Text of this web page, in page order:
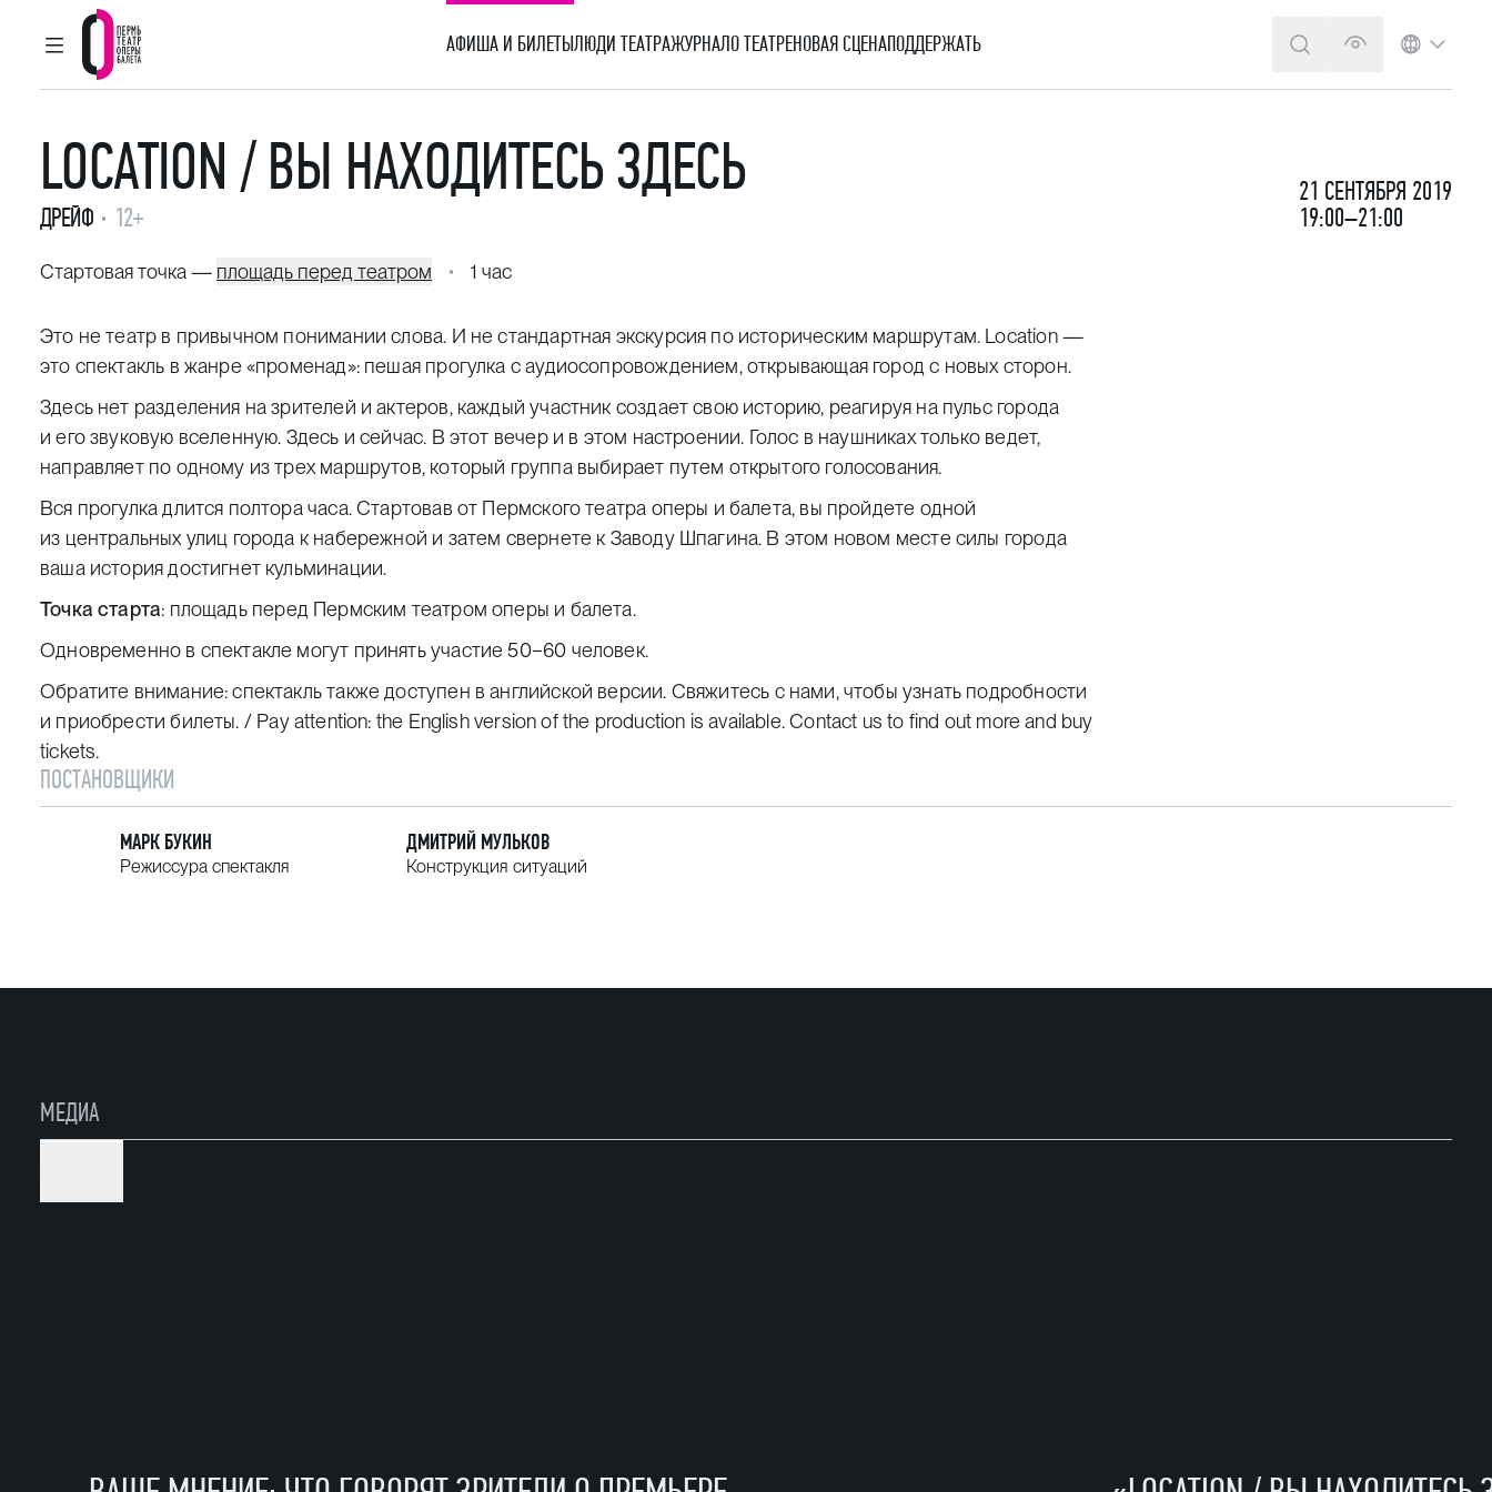
ГЛАВНОЕ МЕНЮ
Пермский театр оперы и балета
АФИША И БИЛЕТЫЛЮДИ ТЕАТРАЖУРНАЛО ТЕАТРЕНОВАЯ СЦЕНАПОДДЕРЖАТЬ ПОИСКВЕРСИЯ ДЛЯ
ЯЗЫК
LOCATION / ВЫ НАХОДИТЕСЬ ЗДЕСЬ
ДРЕЙФ 12+
21 СЕНТЯБРЯ 2019
19:00–21:00
Стартовая точка — площадь перед театром 1 час
Это не театр в привычном понимании слова. И не стандартная экскурсия по историческим маршрутам. Location —
это спектакль в жанре «променад»: пешая прогулка с аудиосопровождением, открывающая город с новых сторон.
Здесь нет разделения на зрителей и актеров, каждый участник создает свою историю, реагируя на пульс города
и его звуковую вселенную. Здесь и сейчас. В этот вечер и в этом настроении. Голос в наушниках только ведет,
направляет по одному из трех маршрутов, который группа выбирает путем открытого голосования.
Вся прогулка длится полтора часа. Стартовав от Пермского театра оперы и балета, вы пройдете одной
из центральных улиц города к набережной и затем свернете к Заводу Шпагина. В этом новом месте силы города
ваша история достигнет кульминации.
Точка старта: площадь перед Пермским театром оперы и балета.
Одновременно в спектакле могут принять участие 50−60 человек.
Обратите внимание: спектакль также доступен в английской версии. Свяжитесь с нами, чтобы узнать подробности
и приобрести билеты. / Pay attention: the English version of the production is available. Contact us to find out more and buy
tickets.
ПОСТАНОВЩИКИ
МАРК БУКИН
Режиссура спектакля
ДМИТРИЙ МУЛЬКОВ
Конструкция ситуаций
МЕДИА